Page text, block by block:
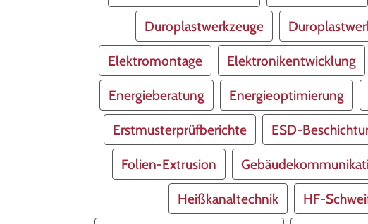
Duroplastwerkzeuge
Elektromontage Elektronikentwicklung
Energieberatung Energieoptimierung
Erstmusterprüfberichte ESD-
Folien-Extrusion
Heißkanaltechnik HF-